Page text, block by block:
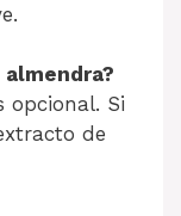
opcional. Si
de